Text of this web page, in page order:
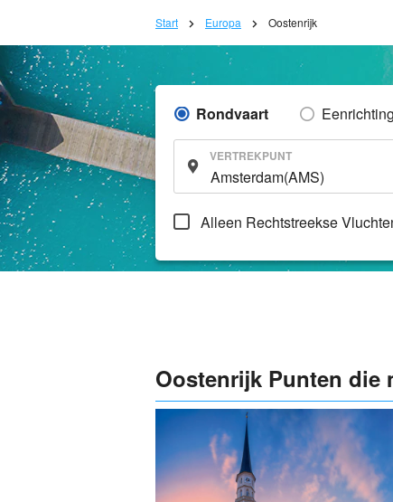
Start Europa Oostenrijk
Rondvaart
VERTREKPUNT
Alleen Rechtstreekse
Oostenrijk Punten die